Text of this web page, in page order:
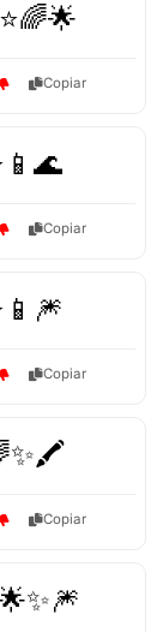
Copiar
Copiar
Copiar
Copiar